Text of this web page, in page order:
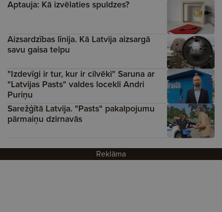
Aptauja: Kā izvēlaties spuldzes?
Aizsardzības līnija. Kā Latvija aizsargā
savu gaisa telpu
"Izdevīgi ir tur, kur ir cilvēki" Saruna ar
"Latvijas Pasts" valdes locekli Andri
Puriņu
Sarežģītā Latvija. "Pasts" pakalpojumu
pārmaiņu dzirnavās
Reklāma